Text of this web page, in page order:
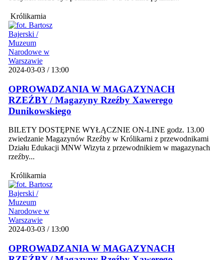
Królikarnia
2024-03-03 / 13:00
OPROWADZANIA W MAGAZYNACH
RZEŹBY / Magazyny Rzeźby Xawerego
Dunikowskiego
BILETY DOSTĘPNE WYŁĄCZNIE ON-LINE godz. 13.00
zwiedzanie Magazynów Rzeźby w Królikarni z przewodnikami
Działu Edukacji MNW Wizyta z przewodnikiem w magazynach
rzeźby...
Królikarnia
2024-03-03 / 13:00
OPROWADZANIA W MAGAZYNACH